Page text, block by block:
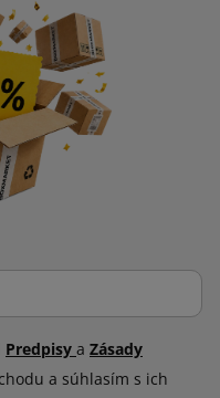
Predpisy a Zásady
a súhlasím s ich